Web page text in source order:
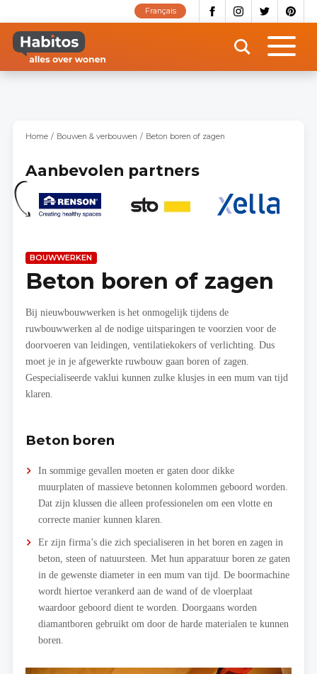
naar
inhoud
gaan
Français
Home Bouwen & verbouwen Beton boren of zagen
Aanbevolen partners
BOUWWERKEN
Beton boren of zagen
Bij nieuwbouwwerken is het onmogelijk tijdens de
ruwbouwwerken al de nodige uitsparingen te voorzien voor de
doorvoeren van leidingen, ventilatiekokers of verlichting. Dus
moet je in je afgewerkte ruwbouw gaan boren of zagen.
Gespecialiseerde vaklui kunnen zulke klusjes in een mum van tijd
klaren.
Beton boren
In sommige gevallen moeten er gaten door dikke
muurplaten of massieve betonnen kolommen geboord worden.
Dat zijn klussen die alleen professionelen om een vlotte en
correcte manier kunnen klaren.
Er zijn firma’s die zich specialiseren in het boren en zagen in
beton, steen of natuursteen. Met hun apparatuur boren ze gaten
in de gewenste diameter in een mum van tijd. De boormachine
wordt hiertoe verankerd aan de wand of de vloerplaat
waardoor geboord dient te worden. Doorgaans worden
diamantboren gebruikt om door de harde materialen te kunnen
boren.